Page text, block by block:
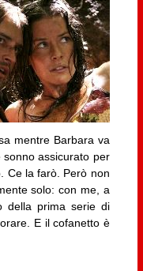
mentre Barbara va
assicurato per
Ce la farò. Però non
solo: con me, a
della prima serie di
E il cofanetto è